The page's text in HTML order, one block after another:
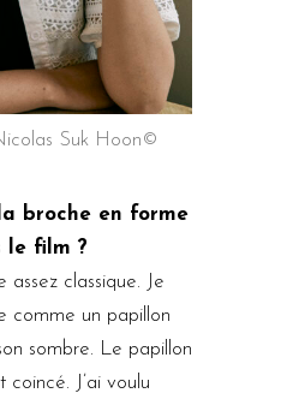
Suk Hoon©
broche en forme
le film ?
assez classique. Je
comme un papillon
sombre. Le papillon
J’ai voulu